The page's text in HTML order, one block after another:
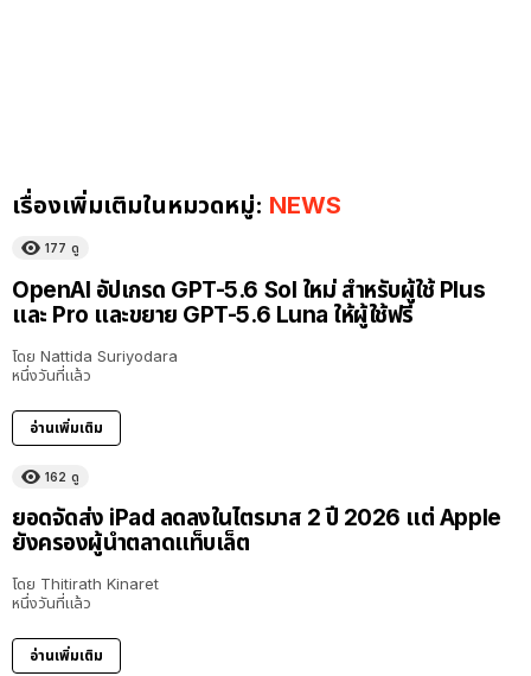
เรื่องเพิ่มเติมในหมวดหมู่: NEWS
177 ดู
OpenAI อัปเกรด GPT-5.6 Sol ใหม่ สำหรับผู้ใช้ Plus
และ Pro และขยาย GPT-5.6 Luna ให้ผู้ใช้ฟรี
โดย Nattida Suriyodara
หนึ่งวันที่แล้ว
อ่านเพิ่มเติม
162 ดู
ยอดจัดส่ง iPad ลดลงในไตรมาส 2 ปี 2026 แต่ Apple
ยังครองผู้นำตลาดแท็บเล็ต
โดย Thitirath Kinaret
หนึ่งวันที่แล้ว
อ่านเพิ่มเติม